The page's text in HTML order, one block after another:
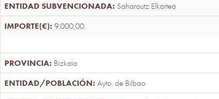
Saharautz Elkartea
9.000,00
Bizkaia
Ayto. de Bilbao